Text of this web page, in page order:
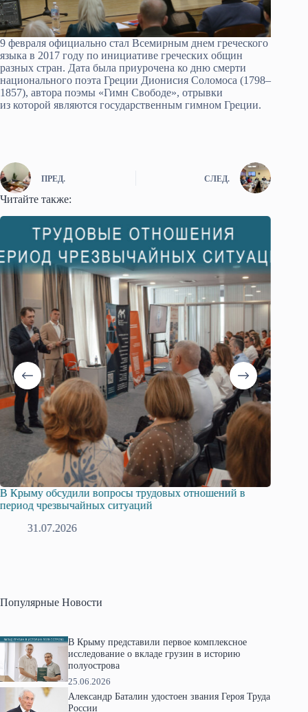
9 февраля официально стал Всемирным днем греческого
языка в 2017 году по инициативе греческих общин
разных стран. Дата была приурочена ко дню смерти
национального поэта Греции Дионисия Соломоса (1798–
1857), автора поэмы «Гимн Свободе», отрывки
из которой являются государственным гимном Греции.
ПРЕД. СЛЕД.
Читайте также:
Русская община Крыма и Федерация независимых
профсоюзов Крыма укрепляют сотрудничество
28.07.2026
Популярные Новости
В Крыму представили первое комплексное
исследование о вкладе грузин в историю
полуострова
25.06.2026
Александр Баталин удостоен звания Героя Труда
России